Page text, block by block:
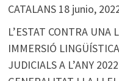
CATALANS 18 junio,
L’ESTAT CONTRA UNA
IMMERSIÓ
JUDICIALS A L’ANY